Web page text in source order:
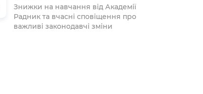
Знижки на навчання від Академії
Радник та вчасні сповіщення про
важливі законодавчі зміни